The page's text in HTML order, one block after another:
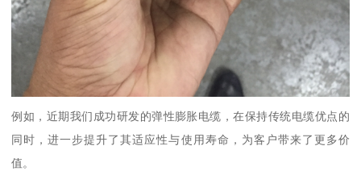
例如，近期我们成功研发的弹性膨胀电缆，在保持传统电缆优点的
同时，进一步提升了其适应性与使用寿命，为客户带来了更多价
值。